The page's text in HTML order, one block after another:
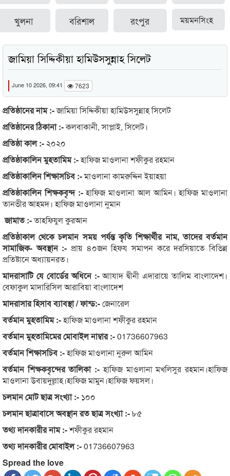
খুলনা বরিশাল রংপুর ময়মনসিংহ
জামিয়া সিদ্দিকীয়া হামিউসসুন্নাহ সিলেট
June 10 2026, 09:41 7623
প্রতিষ্ঠানের নাম :-জামিয়া সিদ্দিকীয়া হামিউসসুন্নাহ সিলেট
প্রতিষ্ঠানের ঠিকানা :-কলবাকানী, সাপ্লাই, সিলেট।
প্রতিষ্ঠা কাল :- ২০২০
প্রতিষ্ঠাকালিন মুহতামিম :-হাফিজ মাওলানা শফীকুর রহমান
প্রতিষ্ঠাকালিন শিক্ষাসচিব :-মাওলানা কামরুদ্দিন ইয়াহয়া
প্রতিষ্ঠাকালিন শিক্ষকবৃন্দ :-হাফিজ মাওলানা আল আমিন। হাফিজ মাওলানা
তানভীর আহমদ। হাফিজ মাওলানা নুমান
জামাত :-তাহফিযুল কুরআন
প্রতিষ্ঠাকাল থেকে চলমান সময় পর্যন্ত কৃতি শিক্ষার্থীর নাম, তাদের বর্তমান
সামাজিক- অবস্থান :- প্রায় ৪০জন হিফয সমাপন করে দরসিয়াতে বিভিন্ন
প্রতিষ্টানে অধ্যায়নরত।
মাদরাসাটি যে বোর্ডের অধিনে :-আাযাদ দ্বীনী এদারায়ে তালিম বাংলাদেশ।
বেফাকুল মাদারিসিল আরাবিয়া বাংলাদেশ
মাদরাসার হিসাব ব্যাবস্থা / ফান্ড:-জেনারেল
বর্তমান মুহতামিম :-হাফিজ মাওলানা শফীকুর রহমান
বর্তমান মুহতামিমের মোবাইল নাম্বার :-01736607963
বর্তমান শিক্ষাসচিব :-হাফিজ মাওলানা নুরুল আমিন
বর্তমান শিক্ষকবৃন্দের তালিকা :- হাফিজ মাওলানা মখলিসুর রহমান।হাফিজ
মাওলানা উবায়দুল্লাহ।হাফিজ মামুন।হাফিজ ফয়সল।
চলমান মোট ছাত্র সংখ্যা :- ১০০
চলমান ছাত্রাবাসে অবস্থান রত ছাত্র সংখ্যা :-৮৫
তথ্য দানকারীর নাম :-শফীকুর রহমান
তথ্য দানকারীর মোবাইল :-01736607963
Spread the love